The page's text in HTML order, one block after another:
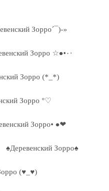
Зорро´¯)-»
·٠•● ☆ Деревенский Зорро ☆●•٠·
Зорро (*_*)
Зорро °♡
Зорро• ●❤
♠Деревенский Зорро♠
(♥_♥)